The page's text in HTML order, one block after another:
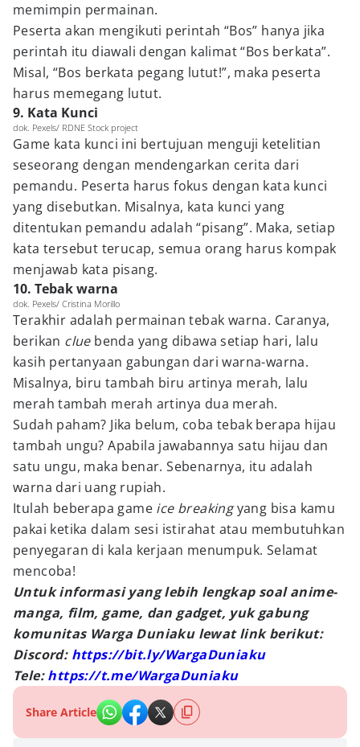
memimpin permainan.
Peserta akan mengikuti perintah “Bos” hanya jika
perintah itu diawali dengan kalimat “Bos berkata”.
Misal, “Bos berkata pegang lutut!”, maka peserta
harus memegang lutut.
9. Kata Kunci
dok. Pexels/ RDNE Stock project
Game kata kunci ini bertujuan menguji ketelitian
seseorang dengan mendengarkan cerita dari
pemandu. Peserta harus fokus dengan kata kunci
yang disebutkan. Misalnya, kata kunci yang
ditentukan pemandu adalah “pisang”. Maka, setiap
kata tersebut terucap, semua orang harus kompak
menjawab kata pisang.
10. Tebak warna
dok. Pexels/ Cristina Morillo
Terakhir adalah permainan tebak warna. Caranya,
berikan clue benda yang dibawa setiap hari, lalu
kasih pertanyaan gabungan dari warna-warna.
Misalnya, biru tambah biru artinya merah, lalu
merah tambah merah artinya dua merah.
Sudah paham? Jika belum, coba tebak berapa hijau
tambah ungu? Apabila jawabannya satu hijau dan
satu ungu, maka benar. Sebenarnya, itu adalah
warna dari uang rupiah.
Itulah beberapa game ice breakingyang bisa kamu
pakai ketika dalam sesi istirahat atau membutuhkan
penyegaran di kala kerjaan menumpuk. Selamat
mencoba!
Untuk informasi yang lebih lengkap soal anime-
manga, film, game, dan gadget, yuk gabung
komunitas Warga Duniaku lewat link berikut:
Discord: https://bit.ly/WargaDuniaku
Tele:https://t.me/WargaDuniaku
Share Article